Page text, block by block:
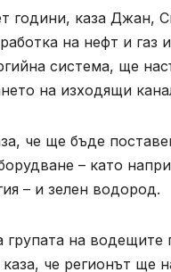
години, каза Джан,
на нефт и газ
система, ще
на изходящи
че ще бъде
– като
– и зелен водород.
групата на
че регионът ще